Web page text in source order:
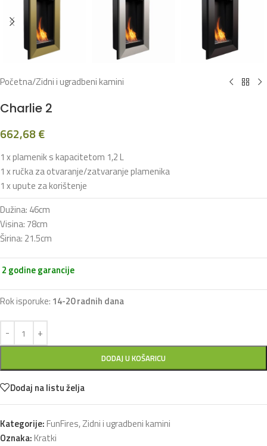
Početna/Zidni i ugradbeni kamini
Charlie 2
662,68€
1 x plamenik s kapacitetom 1,2 L
1 x ručka za otvaranje/zatvaranje plamenika
1 x upute za korištenje
Dužina: 46cm
Visina: 78cm
Širina: 21.5cm
2 godine garancije
Rok isporuke: 14-20 radnih dana
DODAJ U KOŠARICU
Dodaj na listu želja
Kategorije:FunFires,Zidni i ugradbeni kamini
Oznaka:Kratki